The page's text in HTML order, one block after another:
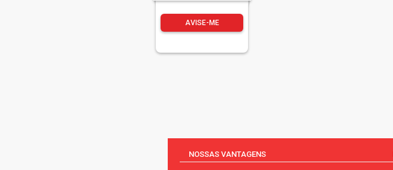
AVISE-ME
NOSSAS VANTAGENS